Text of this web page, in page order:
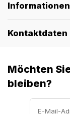
Informationen
Kontaktdaten
Möchten
bleiben?